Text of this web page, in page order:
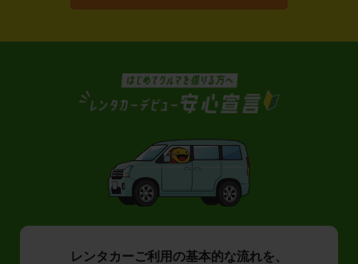
レンタカーご利用の基本的な流れを、